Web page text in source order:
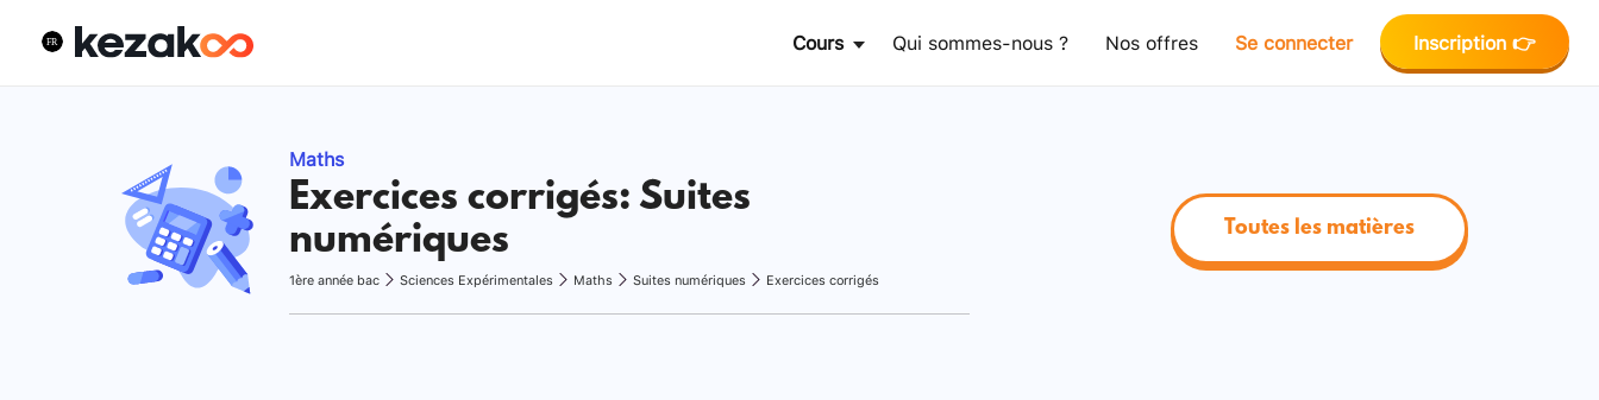
Cours Qui sommes-nous ? Nos offres Se connecter Inscription 👉
Maths
Exercices corrigés: Suites
numériques
1ère année bac Sciences Expérimentales Maths Suites numériques Exercices corrigés
Toutes les matières